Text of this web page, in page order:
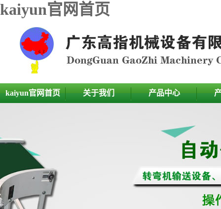
kaiyun官网首页
kaiyun官网首页 关于我们 产品中心